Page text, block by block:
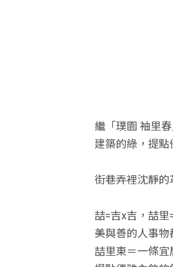
繼「璞園 袖里
建築的綠，提
街巷弄裡沈靜
喆=吉x吉，喆
美與善的人事物
喆里東＝一條